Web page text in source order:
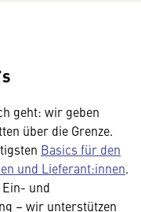
geht: wir geben
über die Grenze.
Basics für den
und Lieferant:innen.
und
– wir unterstützen